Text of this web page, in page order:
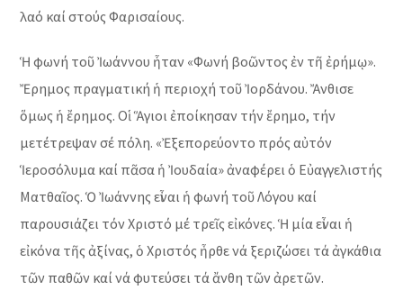
λαό καί στούς Φαρισαίους.
Ἡ φωνή τοῦ Ἰωάννου ἧταν «Φωνή βοῶντος ἐν τῆ ἐρήμῳ».
Ἔρημος πραγματική ἡ περιοχή τοῦ Ἰορδάνου. Ἄνθισε
ὅμως ἡ ἔρημος. Οἱ Ἅγιοι ἐποίκησαν τήν ἔρημο, τήν
μετέτρεψαν σέ πόλη. «Ἐξεπορεύοντο πρός αὐτόν
Ἱεροσόλυμα καί πᾶσα ἡ Ἰουδαία» ἀναφέρει ὁ Εὐαγγελιστής
Ματθαῖος. Ὁ Ἰωάννης εἶναι ἡ φωνή τοῦ Λόγου καί
παρουσιάζει τόν Χριστό μέ τρεῖς εἰκόνες. Ἡ μία εἶναι ἡ
εἰκόνα τῆς ἀξίνας, ὁ Χριστός ἦρθε νά ξεριζώσει τά ἀγκάθια
τῶν παθῶν καί νά φυτεύσει τά ἄνθη τῶν ἀρετῶν.